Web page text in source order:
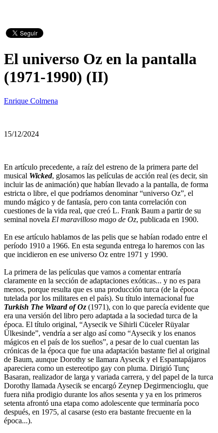
El universo Oz en la pantalla
(1971-1990) (II)
Enrique Colmena
15/12/2024
En artículo precedente, a raíz del estreno de la primera parte del
musical Wicked, glosamos las películas de acción real (es decir, sin
incluir las de animación) que habían llevado a la pantalla, de forma
estricta o libre, el que podríamos denominar “universo Oz”, el
mundo mágico y de fantasía, pero con tanta correlación con
cuestiones de la vida real, que creó L. Frank Baum a partir de su
seminal novela El maravilloso mago de Oz, publicada en 1900.
En ese artículo hablamos de las pelis que se habían rodado entre el
período 1910 a 1966. En esta segunda entrega lo haremos con las
que incidieron en ese universo Oz entre 1971 y 1990.
La primera de las películas que vamos a comentar entraría
claramente en la sección de adaptaciones exóticas... y no es para
menos, porque resulta que es una producción turca (de la época
tutelada por los militares en el país). Su título internacional fue
Turkish The Wizard of Oz (1971), con lo que parecía evidente que
era una versión del libro pero adaptada a la sociedad turca de la
época. El título original, “Aysecik ve Sihirli Cüceler Rüyalar
Ülkesinde”, vendría a ser algo así como “Aysecik y los enanos
mágicos en el país de los sueños”, a pesar de lo cual cuentan las
crónicas de la época que fue una adaptación bastante fiel al original
de Baum, aunque Dorothy se llamara Aysecik y el Espantapájaros
apareciera como un estereotipo gay con pluma. Dirigió Tunç
Basaran, realizador de larga y variada carrera, y del papel de la turca
Dorothy llamada Aysecik se encargó Zeynep Degirmencioglu, que
fuera niña prodigio durante los años sesenta y ya en los primeros
setenta afrontó una etapa como adolescente que terminaría poco
después, en 1975, al casarse (esto era bastante frecuente en la
época...).